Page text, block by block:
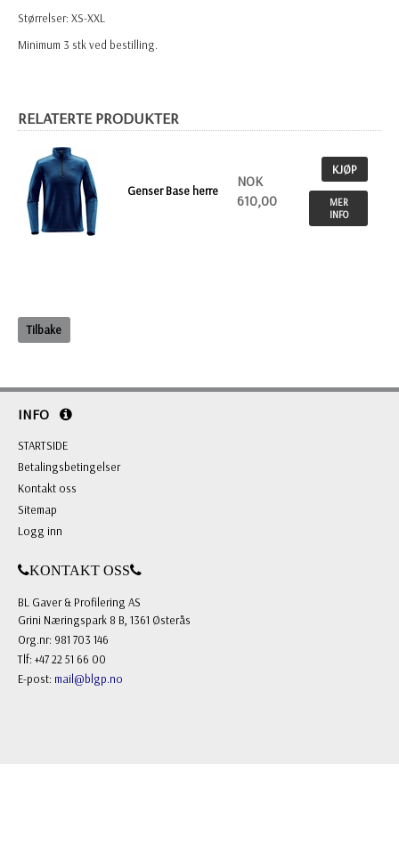
Størrelser: XS-XXL
Minimum 3 stk ved bestilling.
RELATERTE PRODUKTER
Genser Base herre
NOK
610,00
KJØP
MER
INFO
Tilbake
INFO
STARTSIDE
Betalingsbetingelser
Kontakt oss
Sitemap
Logg inn
KONTAKT OSS
BL Gaver & Profilering AS
Grini Næringspark 8 B, 1361 Østerås
Org.nr: 981 703 146
Tlf: +47 22 51 66 00
E-post: mail@blgp.no